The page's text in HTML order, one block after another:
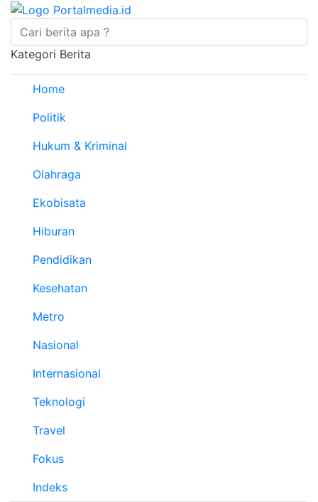
Kategori Berita
Home
Politik
Hukum & Kriminal
Olahraga
Ekobisata
Hiburan
Pendidikan
Kesehatan
Metro
Nasional
Internasional
Teknologi
Travel
Fokus
Indeks